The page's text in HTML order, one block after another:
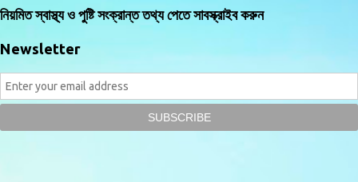
নিয়মিত স্বাস্থ্য ও পুষ্টি সংক্রান্ত তথ্য পেতে সাবস্ক্রাইব করুন
Newsletter